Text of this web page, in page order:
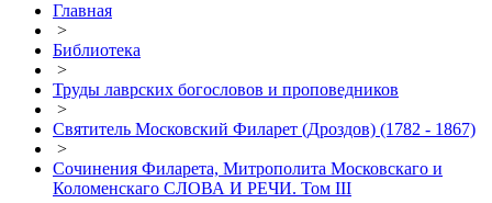
Главная
>
Библиотека
>
Труды лаврских богословов и проповедников
>
Святитель Московский Филарет (Дроздов) (1782 - 1867)
>
Сочинения Филарета, Митрополита Московскаго и
Коломенскаго СЛОВА И РЕЧИ. Том III